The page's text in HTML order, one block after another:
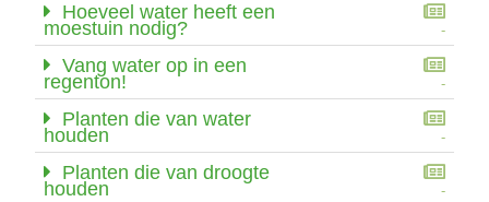
Hoeveel water heeft een
moestuin nodig? -
Vang water op in een
regenton! -
Planten die van water
houden -
Planten die van droogte
houden -